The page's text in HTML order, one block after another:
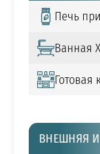
Печь
Ванная
Готовая
ВНЕШНЯЯ